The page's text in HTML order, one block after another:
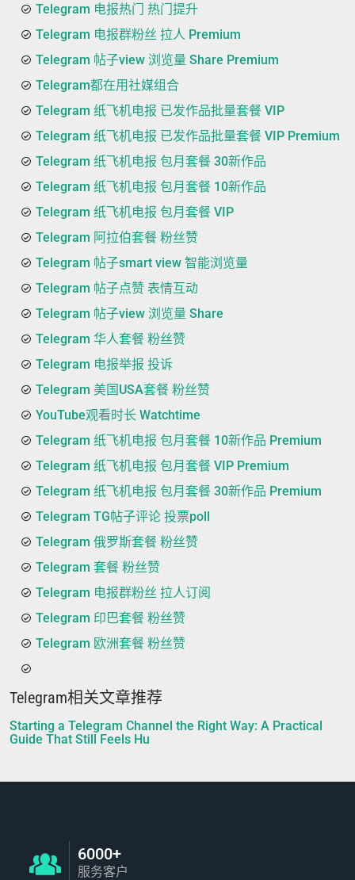
Telegram 电报热门 热门提升
Telegram 电报群粉丝 拉人 Premium
Telegram 帖子view 浏览量 Share Premium
Telegram都在用社媒组合
Telegram 纸飞机电报 已发作品批量套餐 VIP
Telegram 纸飞机电报 已发作品批量套餐 VIP Premium
Telegram 纸飞机电报 包月套餐 30新作品
Telegram 纸飞机电报 包月套餐 10新作品
Telegram 纸飞机电报 包月套餐 VIP
Telegram 阿拉伯套餐 粉丝赞
Telegram 帖子smart view 智能浏览量
Telegram 帖子点赞 表情互动
Telegram 帖子view 浏览量 Share
Telegram 华人套餐 粉丝赞
Telegram 电报举报 投诉
Telegram 美国USA套餐 粉丝赞
YouTube观看时长 Watchtime
Telegram 纸飞机电报 包月套餐 10新作品 Premium
Telegram 纸飞机电报 包月套餐 VIP Premium
Telegram 纸飞机电报 包月套餐 30新作品 Premium
Telegram TG帖子评论 投票poll
Telegram 俄罗斯套餐 粉丝赞
Telegram 套餐 粉丝赞
Telegram 电报群粉丝 拉人订阅
Telegram 印巴套餐 粉丝赞
Telegram 欧洲套餐 粉丝赞
Telegram相关文章推荐
Starting a Telegram Channel the Right Way: A Practical
Guide That Still Feels Hu
6000+
服务客户